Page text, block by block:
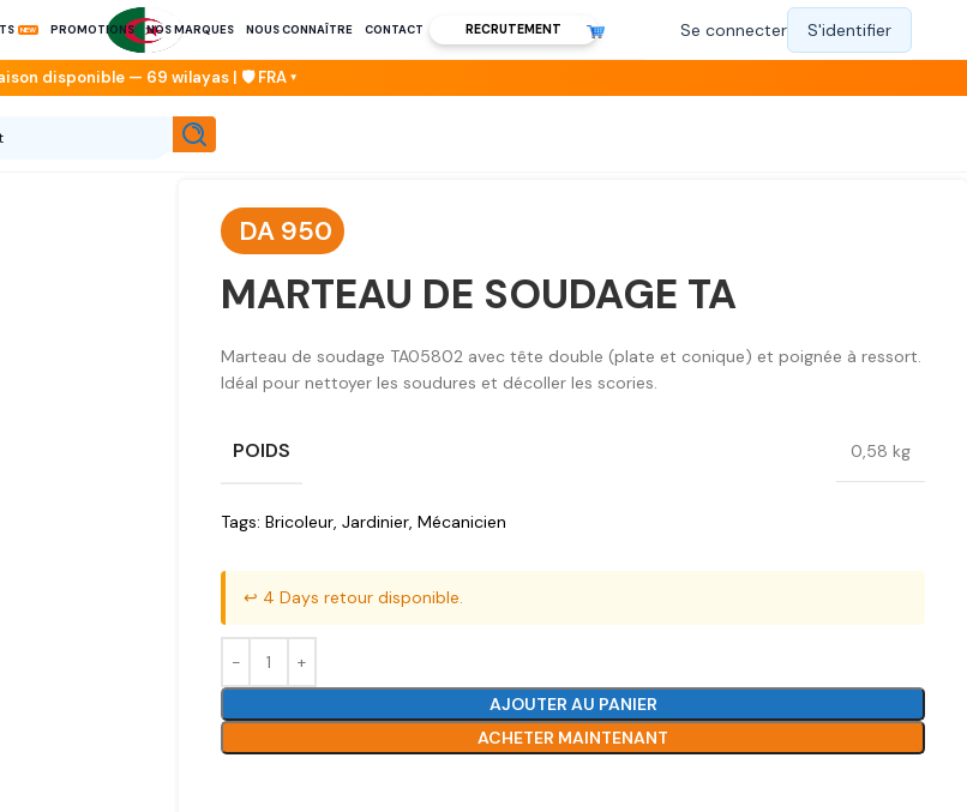
PROMOTIONS NOS MARQUES NOUS CONNAÎTRE CONTACT RECRUTEMENT
DA 950
MARTEAU DE SOUDAGE TA
Marteau de soudage TA05802 avec tête double (plate et conique) et poignée à ressort.
Idéal pour nettoyer les soudures et décoller les scories.
POIDS 0,58 kg
Tags: Bricoleur, Jardinier, Mécanicien
↩️ 4 Days retour disponible.
AJOUTER AU PANIER
ACHETER MAINTENANT